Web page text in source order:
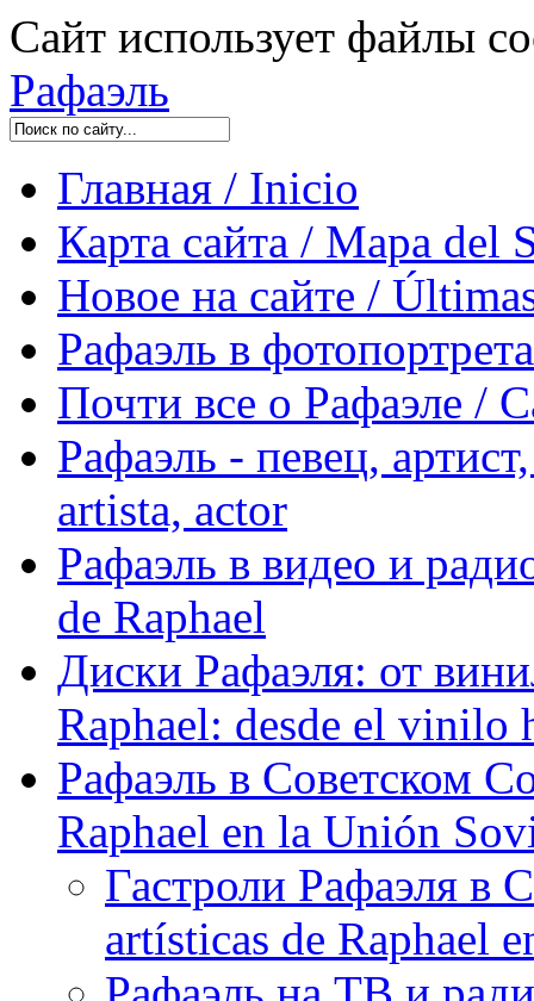
Сайт использует файлы
Рафаэль
Главная / Inicio
Карта сайта / Mapa del
Новое на сайте /
Рафаэль в
Почти все о Рафаэле /
Рафаэль - певец,
artista, actor
Рафаэль в видео и
de Raphael
Диски Рафаэля: от
Raphael: desde el vinilo
Рафаэль в Советском
Raphael en la Unión
Гастроли Рафаэля в
artísticas de Raphael